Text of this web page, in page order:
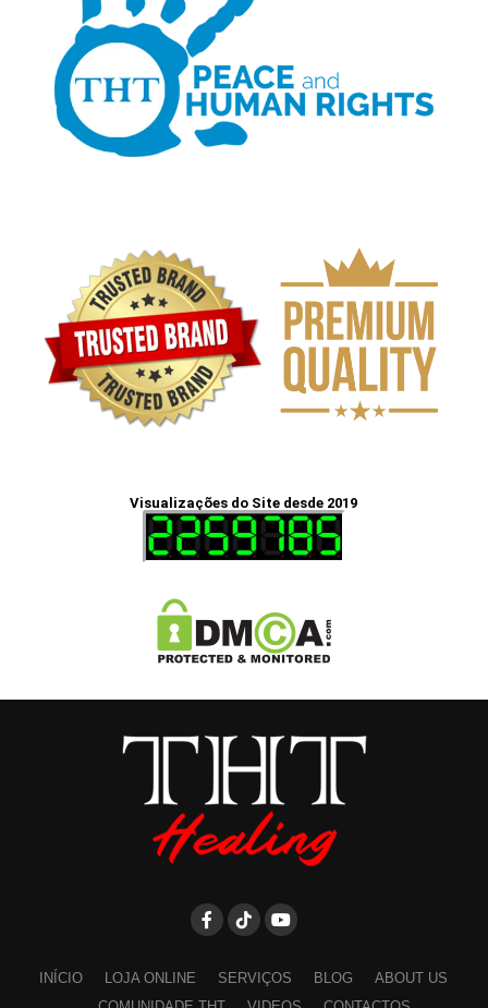
Visualizações do Site desde 2019
INÍCIO LOJA ONLINE SERVIÇOS BLOG
ABOUT US